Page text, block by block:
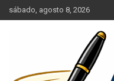
Saltar
al
sábado, agosto 8, 2026